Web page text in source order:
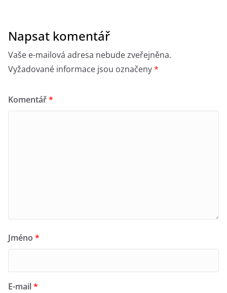
Napsat komentář
Vaše e-mailová adresa nebude zveřejněna.
Vyžadované informace jsou označeny*
Komentář*
Jméno *
E-mail*